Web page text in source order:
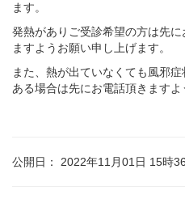
ます。
発熱がありご受診希望の方は先
ますようお願い申し上げます。
また、熱が出ていなくても風邪
ある場合は先にお電話頂きますよ
公開日： 2022年11月01日 15時